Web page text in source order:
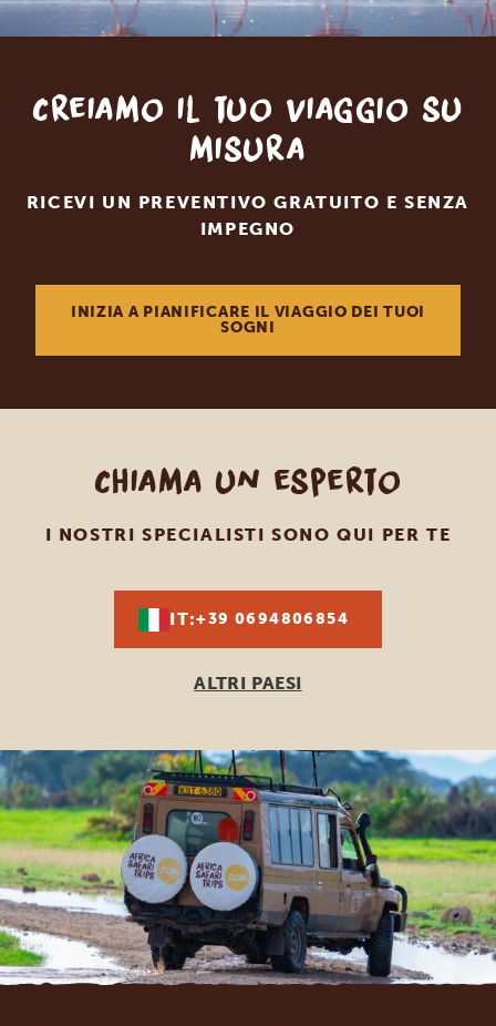
Creiamo il tuo viaggio su
misura
RICEVI UN PREVENTIVO GRATUITO E SENZA
IMPEGNO
INIZIA A PIANIFICARE IL VIAGGIO DEI TUOI
SOGNI
Chiama un esperto
I NOSTRI SPECIALISTI SONO QUI PER TE
IT:+39 0694806854
ALTRI PAESI
Footer